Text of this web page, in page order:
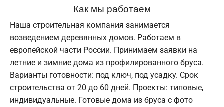
Как мы работаем
Наша строительная компания занимается
возведением деревянных домов. Работаем в
европейской части России. Принимаем заявки на
летние и зимние дома из профилированного бруса.
Варианты готовности: под ключ, под усадку. Срок
строительства от 20 до 60 дней. Проекты: типовые,
индивидуальные. Готовые дома из бруса с фото